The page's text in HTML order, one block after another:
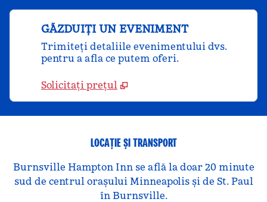
GĂZDUIȚI UN EVENIMENT
Trimiteți detaliile evenimentului dvs.
pentru a afla ce putem oferi.
Solicitați prețul
LOCAȚIE ȘI TRANSPORT
Burnsville Hampton Inn se află la doar 20 minute
sud de centrul orașului Minneapolis și de St. Paul
în Burnsville.